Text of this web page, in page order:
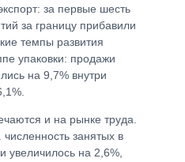
за первые шесть
за границу прибавили
темпы развития
упаковки: продажи
на 9,7% внутри
и на рынке труда.
занятых в
увеличилось на 2,6%,